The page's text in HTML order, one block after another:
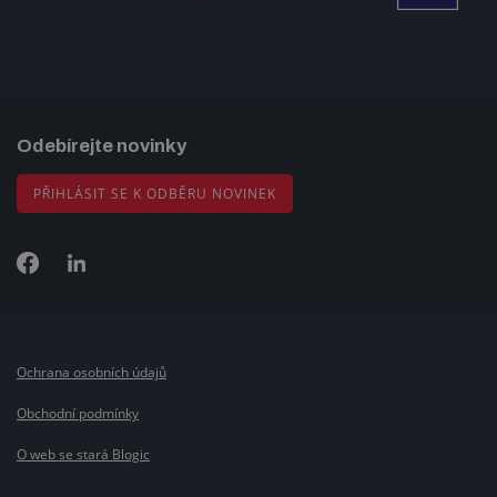
Odebírejte novinky
PŘIHLÁSIT SE K ODBĚRU NOVINEK
Ochrana osobních údajů
Obchodní podmínky
O web se stará Blogic